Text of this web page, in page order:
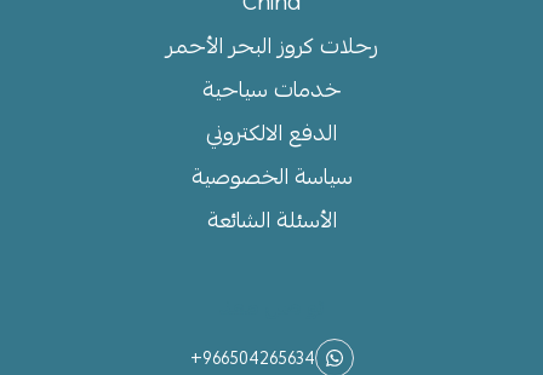
رحلات كروز البحر الأحمر
خدمات سياحية
الدفع الالكتروني
سياسة الخصوصية
الأسئلة الشائعة
+966504265634